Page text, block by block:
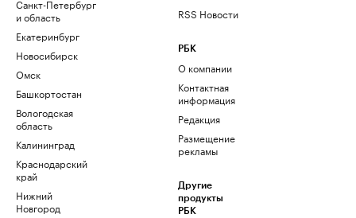
Санкт-Петербург
и область
Екатеринбург
Новосибирск
Омск
Башкортостан
Вологодская
область
Калининград
Краснодарский
край
Нижний
Новгород
RSS Новости
РБК
О компании
Контактная
информация
Редакция
Размещение
рекламы
Другие
продукты
РБК